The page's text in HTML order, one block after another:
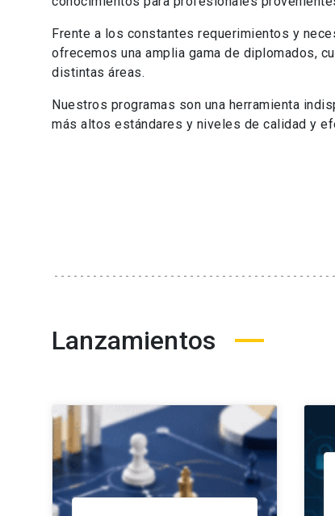
Frente a los constantes requerimientos y
ofrecemos una amplia gama de diplomados,
distintas áreas.
Nuestros programas son una herramienta
más altos estándares y niveles de calidad y
Lanzamientos